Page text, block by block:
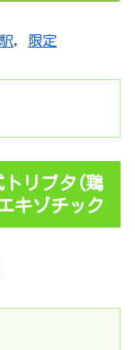
, 限定
トリブタ(鶏
キゾチック